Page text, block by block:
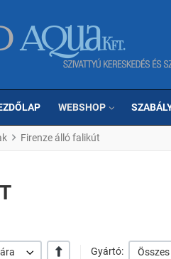
WEBSHOP
Firenze álló falikút
+/- Gyártó: